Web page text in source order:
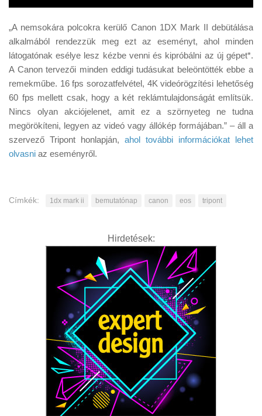
„A nemsokára polcokra kerülő Canon 1DX Mark II debütálása
alkalmából rendezzük meg ezt az eseményt, ahol minden
látogatónak esélye lesz kézbe venni és kipróbálni az új gépet*.
A Canon tervezői minden eddigi tudásukat beleöntötték ebbe a
remekműbe. 16 fps sorozatfelvétel, 4K videórögzítési lehetőség
60 fps mellett csak, hogy a két reklámtulajdonságát említsük.
Nincs olyan akciójelenet, amit ez a szörnyeteg ne tudna
megörökíteni, legyen az videó vagy állókép formájában.” – áll a
szervező Tripont honlapján, ahol további információkat lehet
olvasni az eseményről.
Címkék: 1dx mark ii bemutatónap canon eos tripont
Hirdetések: